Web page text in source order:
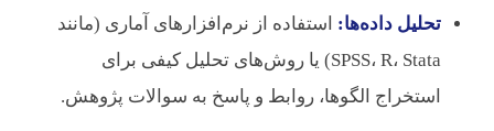
تحلیل داده‌ها: استفاده از نرم‌افزارهای آماری (مانند
SPSS، R، Stata) یا روش‌های تحلیل کیفی برای
استخراج الگوها، روابط و پاسخ به سوالات پژوهش.